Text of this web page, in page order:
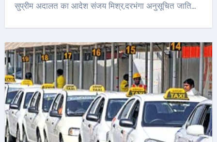
सुप्रीम अदालत का आदेश संजय मिश्र,दरभंगा अनुसूचित जाति…